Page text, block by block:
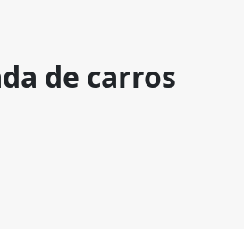
de carros